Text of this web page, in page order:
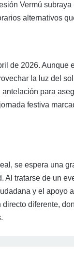
Vermú
alternativos
de 2026.
la luz del
para
festiva
se espera una
Al tratarse de un
y el apoyo
diferente,